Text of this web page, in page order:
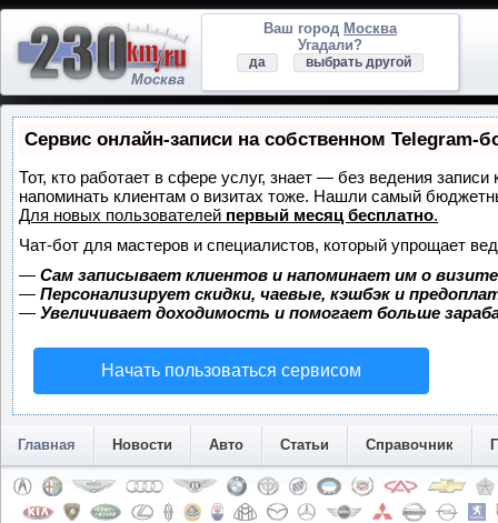
Москва
Ваш город Москва
Угадали?
да выбрать другой
Сервис онлайн-записи на собственном Telegram-
Тот, кто работает в сфере услуг, знает — без ведения
напоминать клиентам о визитах тоже. Нашли самый
Для новых пользователей первый месяц бесплатно.
Чат-бот для мастеров и специалистов, который упрощает
— Сам записывает клиентов и напоминает им о
— Персонализирует скидки, чаевые, кэшбэк и
— Увеличивает доходимость и помогает больше
Начать пользоваться сервисом
Главная Новости Авто Статьи Справочник